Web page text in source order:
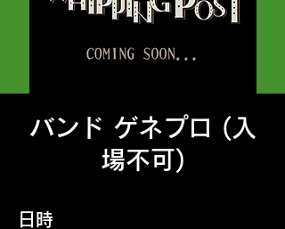
バンド ゲネプロ (入
場不可)
日時